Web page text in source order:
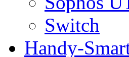
Switch
Handy-